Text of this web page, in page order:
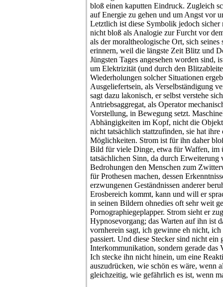
bloß einen kaputten Eindruck. Zugleich
auf Energie zu gehen und um Angst vor
Letztlich ist diese Symbolik jedoch sicher
nicht bloß als Analogie zur Furcht vor
als der moraltheologische Ort, sich seines
erinnern, weil die längste Zeit Blitz und
Jüngsten Tages angesehen worden sind,
um Elektrizität (und durch den
Wiederholungen solcher Situationen
Ausgeliefertsein, als Verselbständigung
sagt dazu lakonisch, er selbst verstehe
Antriebsaggregat, als Operator
Vorstellung, in Bewegung setzt.
Abhängigkeiten im Kopf, nicht die
nicht tatsächlich stattzufinden, sie hat
Möglichkeiten. Strom ist für ihn daher
Bild für viele Dinge, etwa für Waffen, im
tatsächlichen Sinn, da durch
Bedrohungen den Menschen zum
für Prothesen machen, dessen
erzwungenen Geständnissen anderer
Erosbereich kommt, kann und will er
in seinen Bildern ohnedies oft sehr weit
Pornographiegeplapper. Strom sieht er
Hypnosevorgang; das Warten auf ihn ist
vornherein sagt, ich gewinne eh nicht,
passiert. Und diese Stecker sind nicht ein
Interkommunikation, sondern gerade das
Ich stecke ihn nicht hinein, um eine
auszudrücken, wie schön es wäre, wenn
gleichzeitig, wie gefährlich es ist, wenn